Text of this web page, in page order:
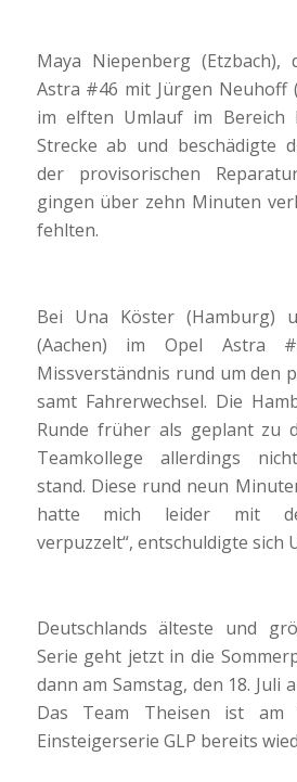
Maya Niepenberg
Astra #46 mit Jürgen Neuhoff
im elften Umlauf im Bereich
Strecke ab und beschädigte
der provisorischen
gingen über zehn Minuten
fehlten.
Bei Una Köster (Hamburg)
(Aachen) im Opel Astra
Missverständnis rund um den
samt Fahrerwechsel. Die
Runde früher als geplant zu
Teamkollege allerdings
stand. Diese rund neun
hatte mich leider mit
verpuzzelt“, entschuldigte sich
Deutschlands älteste und
Serie geht jetzt in die
dann am Samstag, den 18. Juli
Das Team Theisen ist
Einsteigerserie GLP bereits